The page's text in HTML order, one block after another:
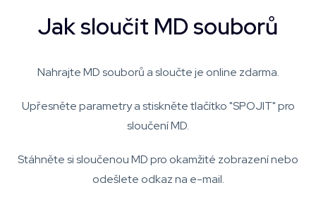
Jak sloučit MD souborů
Nahrajte MD souborů a sloučte je online zdarma.
Upřesněte parametry a stiskněte tlačítko "SPOJIT" pro
sloučení MD.
Stáhněte si sloučenou MD pro okamžité zobrazení nebo
odešlete odkaz na e-mail.